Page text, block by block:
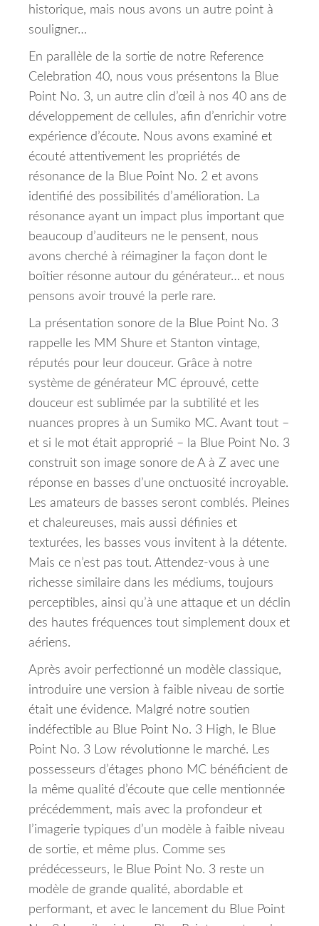
historique, mais nous avons un autre point à
souligner…
En parallèle de la sortie de notre Reference
Celebration 40, nous vous présentons la Blue
Point No. 3, un autre clin d’œil à nos 40 ans de
développement de cellules, afin d’enrichir votre
expérience d’écoute. Nous avons examiné et
écouté attentivement les propriétés de
résonance de la Blue Point No. 2 et avons
identifié des possibilités d’amélioration. La
résonance ayant un impact plus important que
beaucoup d’auditeurs ne le pensent, nous
avons cherché à réimaginer la façon dont le
boîtier résonne autour du générateur… et nous
pensons avoir trouvé la perle rare.
La présentation sonore de la Blue Point No. 3
rappelle les MM Shure et Stanton vintage,
réputés pour leur douceur. Grâce à notre
système de générateur MC éprouvé, cette
douceur est sublimée par la subtilité et les
nuances propres à un Sumiko MC. Avant tout –
et si le mot était approprié – la Blue Point No. 3
construit son image sonore de A à Z avec une
réponse en basses d’une onctuosité incroyable.
Les amateurs de basses seront comblés. Pleines
et chaleureuses, mais aussi définies et
texturées, les basses vous invitent à la détente.
Mais ce n’est pas tout. Attendez-vous à une
richesse similaire dans les médiums, toujours
perceptibles, ainsi qu’à une attaque et un déclin
des hautes fréquences tout simplement doux et
aériens.
Après avoir perfectionné un modèle classique,
introduire une version à faible niveau de sortie
était une évidence. Malgré notre soutien
indéfectible au Blue Point No. 3 High, le Blue
Point No. 3 Low révolutionne le marché. Les
possesseurs d’étages phono MC bénéficient de
la même qualité d’écoute que celle mentionnée
précédemment, mais avec la profondeur et
l’imagerie typiques d’un modèle à faible niveau
de sortie, et même plus. Comme ses
prédécesseurs, le Blue Point No. 3 reste un
modèle de grande qualité, abordable et
performant, et avec le lancement du Blue Point